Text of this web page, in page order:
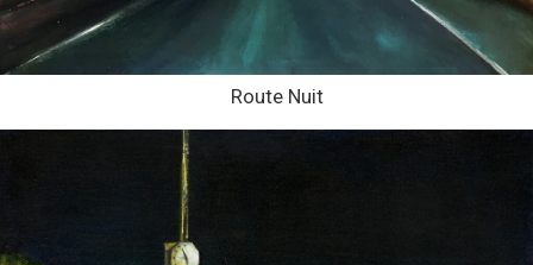
Route Nuit